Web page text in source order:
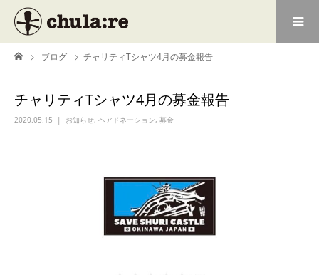
ブログ チャリティTシャツ4月の募金報告
チャリティTシャツ4月の募金報告
2020.05.15 お知らせ, ヘアドネーション, 募金